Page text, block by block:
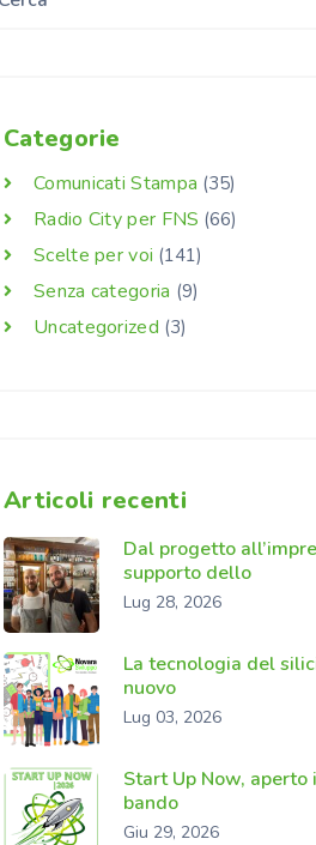
Categorie
Comunicati Stampa (35)
Radio City per FNS (66)
Scelte per voi (141)
Senza categoria (9)
Uncategorized (3)
Articoli recenti
Dal progetto
supporto dello
Lug 28, 2026
La tecnologia del
nuovo
Lug 03, 2026
Start Up Now, aperto
bando
Giu 29, 2026